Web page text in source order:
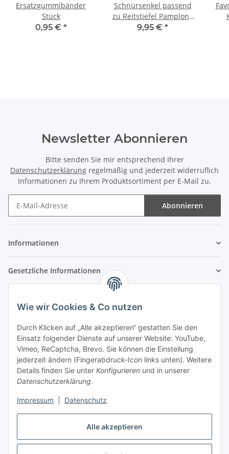
Alle akzeptieren
Wie wir Cookies & Co nutzen
Durch Klicken auf „Alle akzeptieren“ gestatten Sie den
Einsatz folgender Dienste auf unserer Website: YouTube,
Vimeo, ReCaptcha, Brevo. Sie können die Einstellung
jederzeit ändern (Fingerabdruck-Icon links unten). Weitere
Details finden Sie unter Konfigurieren und in unserer
Datenschutzerklärung.
Impressum Datenschutz
Ersatzgummibänder
Stück
0,95 € *
Schnürsenkel passend
zu Reitstiefel Pamplona
Polo schwarz
9,95 € *
Newsletter Abonnieren
Bitte senden Sie mir entsprechend Ihrer
Datenschutzerklärung regelmäßig und jederzeit widerruflich
Informationen zu Ihrem Produktsortiment per E-Mail zu.
Abonnieren
Informationen
Gesetzliche Informationen
Vertrag widerrufen